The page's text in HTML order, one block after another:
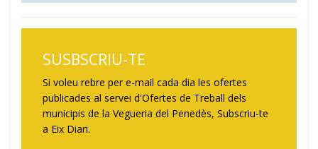
SUSBSCRIU-TE
Si voleu rebre per e-mail cada dia les ofertes
publicades al servei d'Ofertes de Treball dels
municipis de la Vegueria del Penedès, Subscriu-te
a Eix Diari.